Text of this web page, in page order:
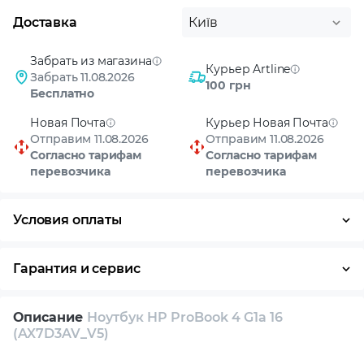
Доставка Київ
Забрать из магазина
Забрать 11.08.2026
Бесплатно
Курьер Artline
100 грн
Новая Почта
Отправим 11.08.2026
Согласно тарифам
перевозчика
Курьер Новая Почта
Отправим 11.08.2026
Согласно тарифам
перевозчика
Условия оплаты
Гарантия и сервис
Возврат и обмен в течение 14 дней
Описание Ноутбук HP ProBook 4 G1a 16
(AX7D3AV_V5)